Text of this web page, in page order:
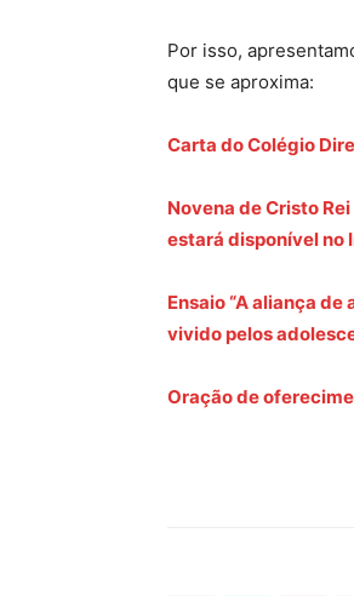
Por isso,
que se aproxima:
Carta do Colégio
Novena de Cristo
estará disponível no
Ensaio “A aliança
vivido pelos
Oração de